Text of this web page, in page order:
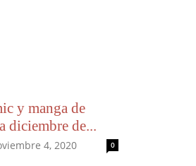
y manga de
diciembre de...
4, 2020 0